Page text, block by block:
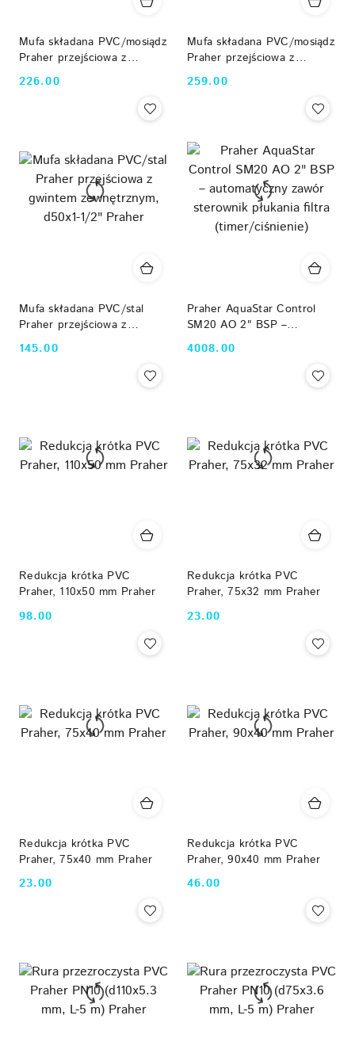
Mufa składana PVC/mosiądz
Praher przejściowa z
gwintem zewnętrznym,
d40x1-1/4" Praher
Cena:
226.00
Mufa składana PVC/mosiądz
Praher przejściowa z
gwintem zewnętrznym,
d50x1-1/2" Praher
Cena:
259.00
Mufa składana PVC/stal
Praher przejściowa z
gwintem zewnętrznym,
d50x1-1/2" Praher
Cena:
145.00
Praher AquaStar Control
SM20 AO 2" BSP –
automatyczny zawór
sterownik płukania filtra
Cena:
4008.00
Redukcja krótka PVC
Praher, 110x50 mm Praher
Cena:
98.00
Redukcja krótka PVC
Praher, 75x32 mm Praher
Cena:
23.00
Redukcja krótka PVC
Praher, 75x40 mm Praher
Cena:
23.00
Redukcja krótka PVC
Praher, 90x40 mm Praher
Cena:
46.00